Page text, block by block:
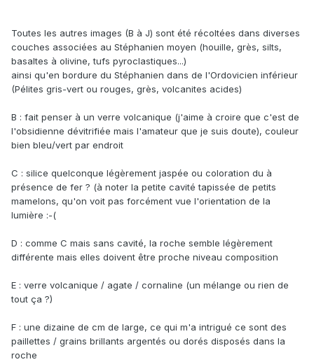
Toutes les autres images (B à J) sont été récoltées dans diverses
couches associées au Stéphanien moyen (houille, grès, silts,
basaltes à olivine, tufs pyroclastiques...)
ainsi qu'en bordure du Stéphanien dans de l'Ordovicien inférieur
(Pélites gris-vert ou rouges, grès, volcanites acides)
B : fait penser à un verre volcanique (j'aime à croire que c'est de
l'obsidienne dévitrifiée mais l'amateur que je suis doute), couleur
bien bleu/vert par endroit
C : silice quelconque légèrement jaspée ou coloration du à
présence de fer ? (à noter la petite cavité tapissée de petits
mamelons, qu'on voit pas forcément vue l'orientation de la
lumière :-(
D : comme C mais sans cavité, la roche semble légèrement
différente mais elles doivent être proche niveau composition
E : verre volcanique / agate / cornaline (un mélange ou rien de
tout ça ?)
F : une dizaine de cm de large, ce qui m'a intrigué ce sont des
paillettes / grains brillants argentés ou dorés disposés dans la
roche